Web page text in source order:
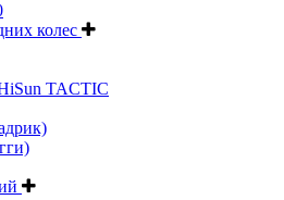
колес
TACTIC